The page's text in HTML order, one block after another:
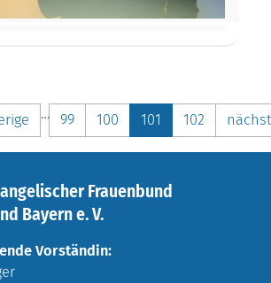
… 99 100 101 102
Frauenbund
Bayern e. V.
Vorständin: